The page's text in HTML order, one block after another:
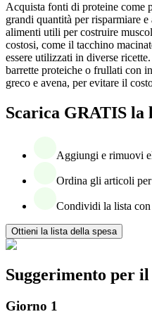
Acquista fonti di proteine come
grandi quantità per risparmiare
alimenti utili per costruire
costosi, come il tacchino
essere utilizzati in diverse
barrette proteiche o frullati con
greco e avena, per evitare il
Scarica GRATIS la
Aggiungi e rimuovi
Ordina gli articoli
Condividi la lista
Ottieni la lista della spesa
Suggerimento per
Giorno 1